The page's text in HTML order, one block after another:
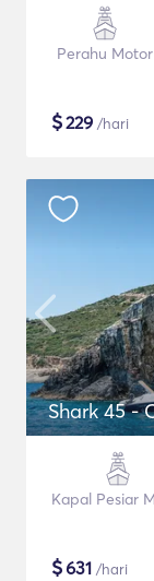
Perahu Motor
$229 /hari
Kapal Pesiar
$631 /hari